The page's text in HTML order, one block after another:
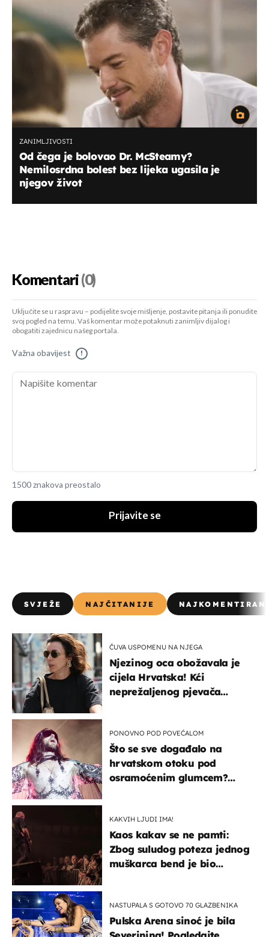
ZANIMLJIVOSTI
Od čega je bolovao Dr. McSteamy?
Nemilosrdna bolest bez lijeka ugasila je
njegov život
Komentari(0)
Uključite se u raspravu – podijelite svoje mišljenje, postavite pitanja ili ponudite
svoj pogled na temu. Vaš komentar može potaknuti zanimljiv dijalog i
obogatiti zajednicu našeg portala.
Važna obavijest !
1500 znakova preostalo
Prijavite se
SVJEŽE NAJČITANIJE
ČUVA USPOMENU NA NJEGA
Njezinog oca obožavala je
cijela Hrvatska! Kći
neprežaljenog pjevača
PONOVNO POD POVEĆALOM
Što se sve događalo na
hrvatskom otoku pod
osramoćenim glumcem?
KAKVIH LJUDI IMA!
Kaos kakav se ne pamti:
Zbog suludog poteza jednog
muškarca bend je bio
NASTUPALA S GOTOVO 70 GLAZBENIKA
Pulska Arena sinoć je bila